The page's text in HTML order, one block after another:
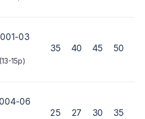
03
(13-15р)
35 40 45 50
06
25 27 30 35